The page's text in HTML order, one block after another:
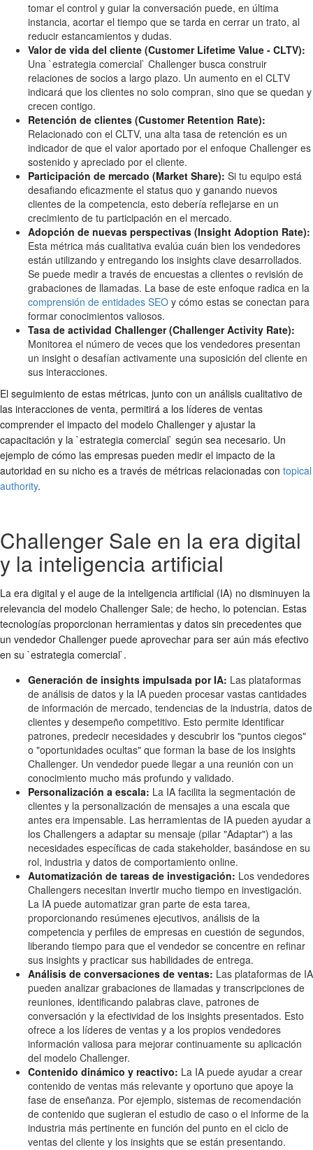
tomar el control y guiar la conversación puede, en última
instancia, acortar el tiempo que se tarda en cerrar un trato, al
reducir estancamientos y dudas.
Valor de vida del cliente (Customer Lifetime Value - CLTV):
Una `estrategia comercial` Challenger busca construir
relaciones de socios a largo plazo. Un aumento en el CLTV
indicará que los clientes no solo compran, sino que se quedan y
crecen contigo.
Retención de clientes (Customer Retention Rate):
Relacionado con el CLTV, una alta tasa de retención es un
indicador de que el valor aportado por el enfoque Challenger es
sostenido y apreciado por el cliente.
Participación de mercado (Market Share): Si tu equipo está
desafiando eficazmente el status quo y ganando nuevos
clientes de la competencia, esto debería reflejarse en un
crecimiento de tu participación en el mercado.
Adopción de nuevas perspectivas (Insight Adoption Rate):
Esta métrica más cualitativa evalúa cuán bien los vendedores
están utilizando y entregando los insights clave desarrollados.
Se puede medir a través de encuestas a clientes o revisión de
grabaciones de llamadas. La base de este enfoque radica en la
comprensión de entidades SEO y cómo estas se conectan para
formar conocimientos valiosos.
Tasa de actividad Challenger (Challenger Activity Rate):
Monitorea el número de veces que los vendedores presentan
un insight o desafían activamente una suposición del cliente en
sus interacciones.
El seguimiento de estas métricas, junto con un análisis cualitativo de
las interacciones de venta, permitirá a los líderes de ventas
comprender el impacto del modelo Challenger y ajustar la
capacitación y la `estrategia comercial` según sea necesario. Un
ejemplo de cómo las empresas pueden medir el impacto de la
autoridad en su nicho es a través de métricas relacionadas con topical
authority.
Challenger Sale en la era digital
y la inteligencia artificial
La era digital y el auge de la inteligencia artificial (IA) no disminuyen la
relevancia del modelo Challenger Sale; de hecho, lo potencian. Estas
tecnologías proporcionan herramientas y datos sin precedentes que
un vendedor Challenger puede aprovechar para ser aún más efectivo
en su `estrategia comercial`.
Generación de insights impulsada por IA: Las plataformas
de análisis de datos y la IA pueden procesar vastas cantidades
de información de mercado, tendencias de la industria, datos de
clientes y desempeño competitivo. Esto permite identificar
patrones, predecir necesidades y descubrir los "puntos ciegos"
o "oportunidades ocultas" que forman la base de los insights
Challenger. Un vendedor puede llegar a una reunión con un
conocimiento mucho más profundo y validado.
Personalización a escala: La IA facilita la segmentación de
clientes y la personalización de mensajes a una escala que
antes era impensable. Las herramientas de IA pueden ayudar a
los Challengers a adaptar su mensaje (pilar "Adaptar") a las
necesidades específicas de cada stakeholder, basándose en su
rol, industria y datos de comportamiento online.
Automatización de tareas de investigación: Los vendedores
Challengers necesitan invertir mucho tiempo en investigación.
La IA puede automatizar gran parte de esta tarea,
proporcionando resúmenes ejecutivos, análisis de la
competencia y perfiles de empresas en cuestión de segundos,
liberando tiempo para que el vendedor se concentre en refinar
sus insights y practicar sus habilidades de entrega.
Análisis de conversaciones de ventas: Las plataformas de IA
pueden analizar grabaciones de llamadas y transcripciones de
reuniones, identificando palabras clave, patrones de
conversación y la efectividad de los insights presentados. Esto
ofrece a los líderes de ventas y a los propios vendedores
información valiosa para mejorar continuamente su aplicación
del modelo Challenger.
Contenido dinámico y reactivo: La IA puede ayudar a crear
contenido de ventas más relevante y oportuno que apoye la
fase de enseñanza. Por ejemplo, sistemas de recomendación
de contenido que sugieran el estudio de caso o el informe de la
industria más pertinente en función del punto en el ciclo de
ventas del cliente y los insights que se están presentando.